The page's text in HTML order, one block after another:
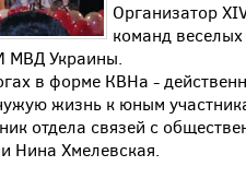
Организатор
команд
МВД Украины.
в форме КВНа -
жизнь к юным
отдела связей с
Нина Хмелевская.